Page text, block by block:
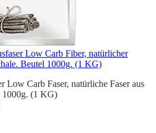
Low Carb Fiber, natürlicher
Beutel 1000g. (1 KG)
Low Carb Faser, natürliche Faser aus
1000g. (1 KG)